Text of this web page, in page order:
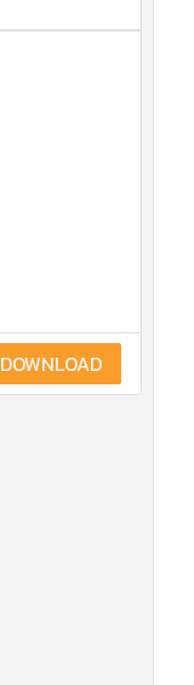
DOWNLOAD